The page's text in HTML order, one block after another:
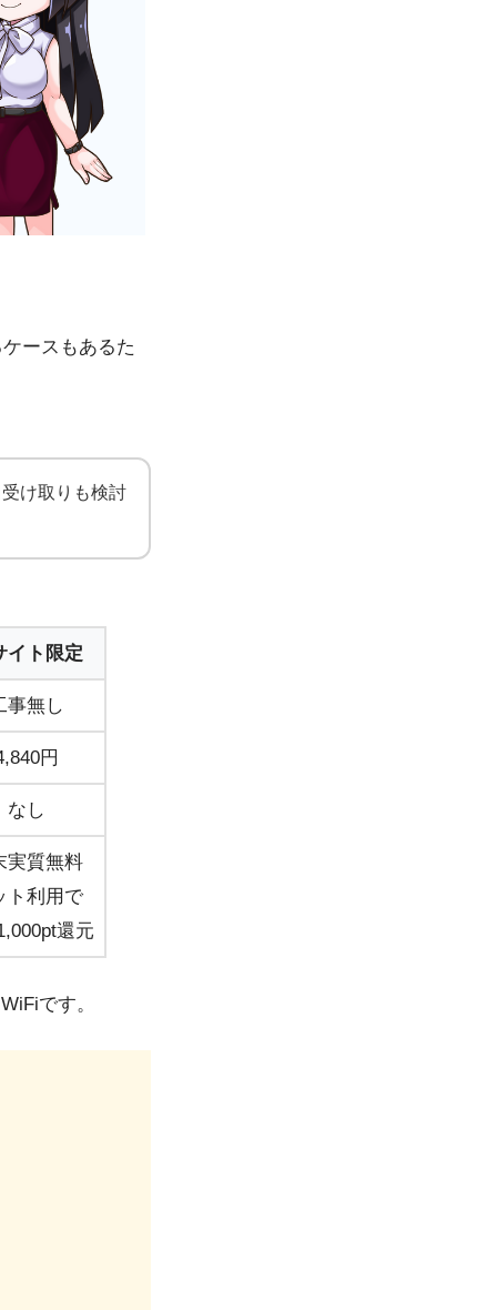
ースもあるた
け取りも検討
イト限定
事無し
円
なし
実質無料
ト利用で
還元
です。